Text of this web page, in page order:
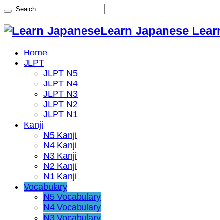
Learn Japanese
Home
JLPT
JLPT N5
JLPT N4
JLPT N3
JLPT N2
JLPT N1
Kanji
N5 Kanji
N4 Kanji
N3 Kanji
N2 Kanji
N1 Kanji
Vocabulary
N5 Vocabulary
N4 Vocabulary
N3 Vocabulary